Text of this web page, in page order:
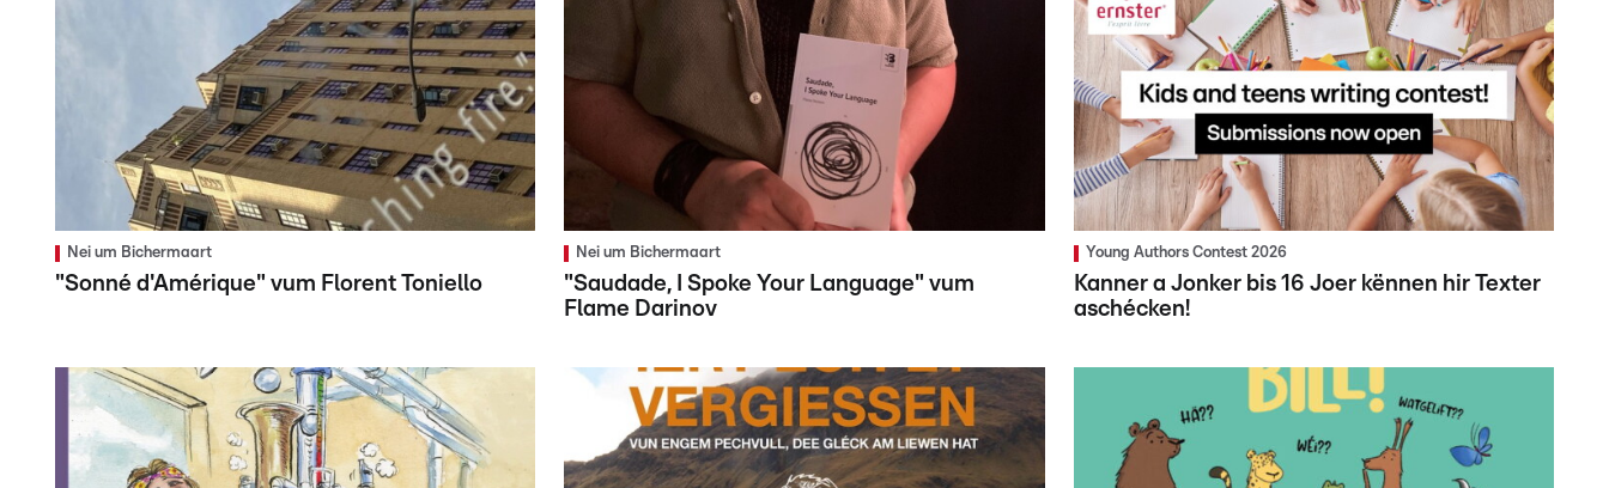
Nei um Bichermaart
"Sonné d'Amérique" vum Florent Toniello
Nei um Bichermaart
"Saudade, I Spoke Your Language" vum
Flame Darinov
Young Authors Contest 2026
Kanner a Jonker bis 16 Joer kënnen hir Texter
aschécken!